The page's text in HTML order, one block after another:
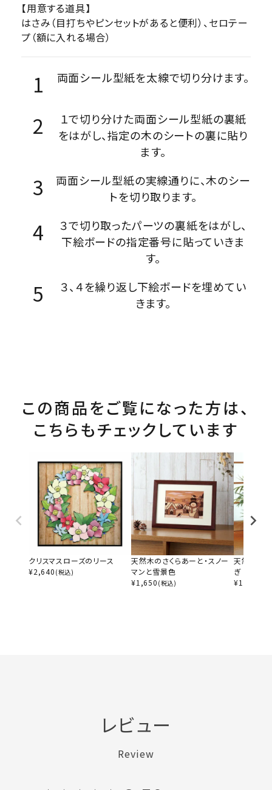
【用意する道具】
はさみ（目打ちやピンセットがあると便利）、セロテー
プ（額に入れる場合）
両面シール型紙を太線で切り分けます。
１で切り分けた両面シール型紙の裏紙
をはがし、指定の木のシートの裏に貼り
ます。
両面シール型紙の実線通りに、木のシー
トを切り取ります。
３で切り取ったパーツの裏紙をはがし、
下絵ボードの指定番号に貼っていきま
す。
３、４を繰り返し下絵ボードを埋めてい
きます。
この商品をご覧になった方は、
こちらもチェックしています
クリスマスローズのリース
¥2,640 (税込)
天然木のさくらあーと・スノー
マンと雪景色
¥1,650 (税込)
天然木のさ
ぎ
¥1,650
レビュー
Review